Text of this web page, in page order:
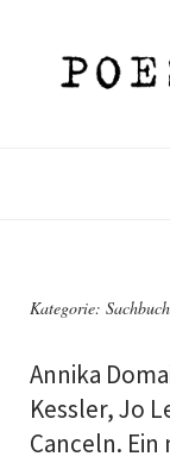
Kategorie: Sachbuch
Annika
Kessler, Jo
Canceln.